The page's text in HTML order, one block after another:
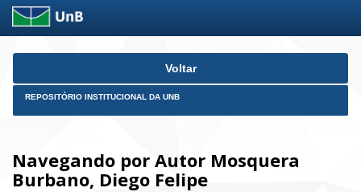
Skip
Voltar
REPOSITÓRIO INSTITUCIONAL DA UNB
Navegando por Autor Mosquera
Burbano, Diego Felipe